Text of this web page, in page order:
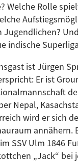
Welche Rolle
Jugendlichen?
indische
ist Jürgen
Er ist
Nepal,
wird er sich
annähern.
SSV Ulm 1846
„Jack“ bei